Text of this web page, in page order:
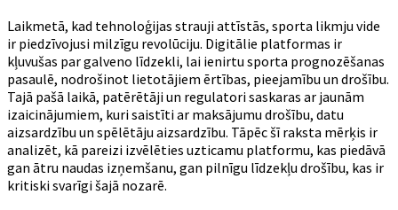
Laikmetā, kad tehnoloģijas strauji attīstās, sporta likmju vide
ir piedzīvojusi milzīgu revolūciju. Digitālie platformas ir
kļuvušas par galveno līdzekli, lai ienirtu sporta prognozēšanas
pasaulē, nodrošinot lietotājiem ērtības, pieejamību un drošību.
Tajā pašā laikā, patērētāji un regulatori saskaras ar jaunām
izaicinājumiem, kuri saistīti ar maksājumu drošību, datu
aizsardzību un spēlētāju aizsardzību. Tāpēc šī raksta mērķis ir
analizēt, kā pareizi izvēlēties uzticamu platformu, kas piedāvā
gan ātru naudas izņemšanu, gan pilnīgu līdzekļu drošību, kas ir
kritiski svarīgi šajā nozarē.